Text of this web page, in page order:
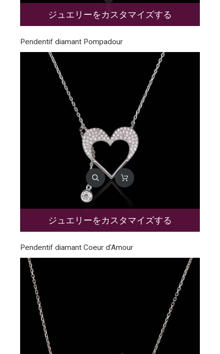
ジュエリーをカスタマイズする
Pendentif diamant Pompadour
ジュエリーをカスタマイズする
Pendentif diamant Coeur d'Amour